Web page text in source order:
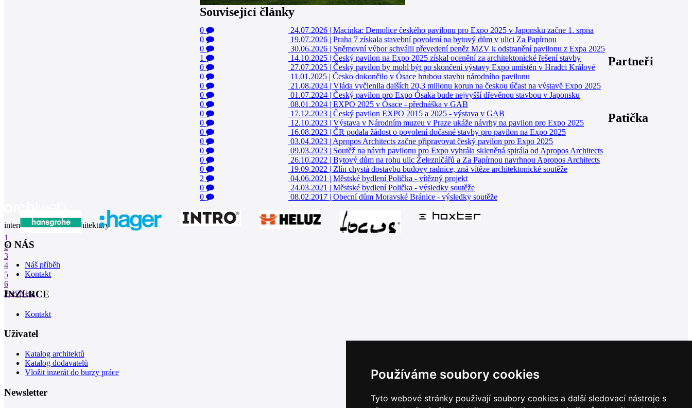
Používáme soubory cookies
Tyto webové stránky používají soubory cookies a další sledovací nástroje s
Související články
0 24.07.2026 | Macinka: Demolice českého pavilonu pro Expo 2025 v Japonsku začne 1. srpna
0
19.07.2026 | Praha 7 získala stavební povolení na bytový dům v ulici Za Papírnou
0
30.06.2026 | Sněmovní výbor schválil převedení peněz MZV k odstranění pavilonu z Expa 2025
1
14.10.2025 | Český pavilon na Expo 2025 získal ocenění za architektonické řešení stavby
0
27.07.2025 | Český pavilon by mohl být po skončení výstavy Expo umístěn v Hradci Králové
0
11.01.2025 | Česko dokončilo v Ósace hrubou stavbu národního pavilonu
0
21.08.2024 | Vláda vyčlenila dalších 20,3 milionu korun na českou účast na výstavě Expo 2025
0
01.07.2024 | Český pavilon pro Expo Ósaka bude nejvyšší dřevěnou stavbou v Japonsku
0
08.01.2024 | EXPO 2025 v Ósace - přednáška v GAB
0
17.12.2023 | Český pavilon EXPO 2015 a 2025 - výstava v GAB
0
12.10.2023 | Výstava v Národním muzeu v Praze ukáže návrhy na pavilon pro Expo 2025
0
16.08.2023 | ČR podala žádost o povolení dočasné stavby pro pavilon na Expo 2025
0
03.04.2023 | Apropos Architects začne připravovat český pavilon pro Expo 2025
0
09.03.2023 | Soutěž na návrh pavilonu pro Expo vyhrála skleněná spirála od Apropos Architects
0
26.10.2022 | Bytový dům na rohu ulic Železničářů a Za Papírnou navrhnou Apropos Architects
0
19.09.2022 | Zlín chystá dostavbu budovy radnice, zná vítěze architektonické soutěže
2
04.06.2021 | Městské bydlení Polička - vítězný projekt
0
24.03.2021 | Městské bydlení Polička - výsledky soutěže
0
08.02.2017 | Obecní dům Moravské Bránice - výsledky soutěže
Partneři
1
2
3
4
5
6
PrevNext
Patička
internetové centrum architektury
O NÁS
Náš příběh
Kontakt
INZERCE
Kontakt
Uživatel
Katalog architektů
Katalog dodavatelů
Vložit inzerát do burzy práce
Newsletter